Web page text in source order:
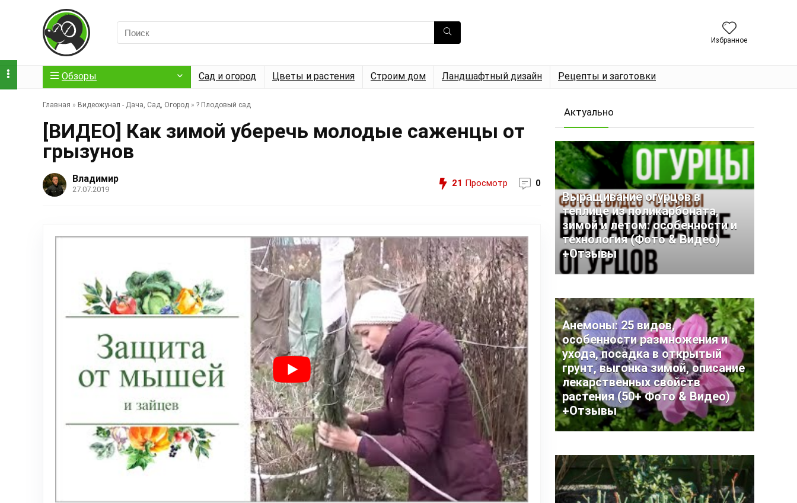
Избранное
Обзоры Сад и огород Цветы и растения Строим дом Ландшафтный дизайн Рецепты и заготовки
Главная » Видеожунал - Дача, Сад, Огород » ?️ Плодовый сад
[ВИДЕО] Как зимой уберечь молодые саженцы от
грызунов
Владимир
27.07.2019
21 Просмотр 0
Актуально
Выращивание огурцов в
теплице из поликарбоната,
зимой и летом: особенности и
технология (Фото & Видео)
+Отзывы
Анемоны: 25 видов,
особенности размножения и
ухода, посадка в открытый
грунт, выгонка зимой, описание
лекарственных свойств
растения (50+ Фото & Видео)
+Отзывы